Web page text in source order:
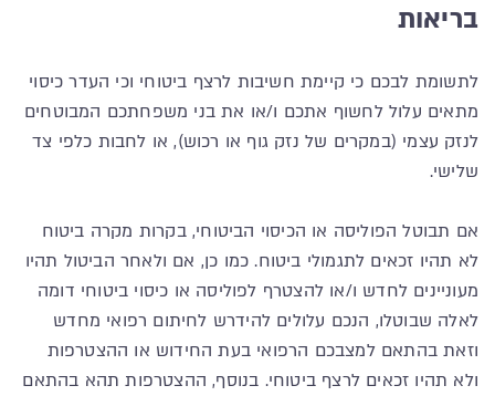
בריאות
לתשומת לבכם כי קיימת חשיבות לרצף ביטוחי וכי העדר כיסוי
מתאים עלול לחשוף אתכם ו/או את בני משפחתכם המבוטחים
לנזק עצמי (במקרים של נזק גוף או רכוש), או לחבות כלפי צד
שלישי.
אם תבוטל הפוליסה או הכיסוי הביטוחי, בקרות מקרה ביטוח
לא תהיו זכאים לתגמולי ביטוח. כמו כן, אם ולאחר הביטול תהיו
מעוניינים לחדש ו/או להצטרף לפוליסה או כיסוי ביטוחי דומה
לאלה שבוטלו, הנכם עלולים להידרש לחיתום רפואי מחדש
וזאת בהתאם למצבכם הרפואי בעת החידוש או ההצטרפות
ולא תהיו זכאים לרצף ביטוחי. בנוסף, ההצטרפות תהא בהתאם